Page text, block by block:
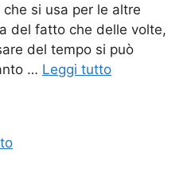
si usa per le altre
del fatto che delle volte,
del tempo si può
… Leggi tutto